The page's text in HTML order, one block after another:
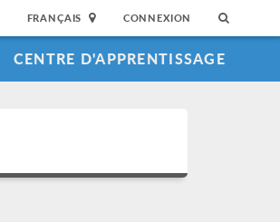
FRANÇAIS CONNEXION
CENTRE D'APPRENTISSAGE